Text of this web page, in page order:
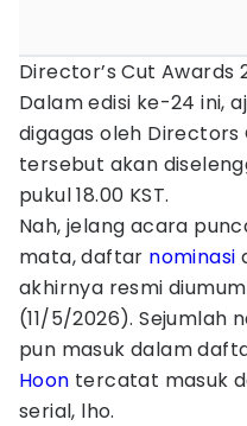
Director’s Cut Awards
Dalam edisi ke-24 ini,
digagas oleh Directors
tersebut akan
pukul 18.00 KST.
Nah, jelang acara
mata, daftar nominasi
akhirnya resmi
(11/5/2026). Sejumlah
pun masuk dalam
Hoon tercatat masuk
serial, lho.